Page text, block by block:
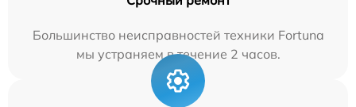
Большинство неисправностей техники Fortuna
мы устраняем в течение 2 часов.